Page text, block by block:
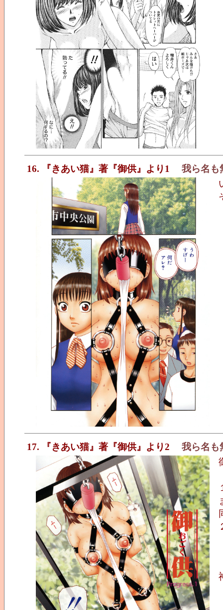
16. 『きあい猫』著『御供』より1
我ら名も
17. 『きあい猫』著『御供』より2
我ら名も